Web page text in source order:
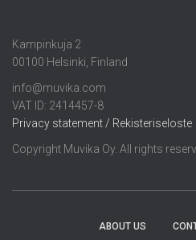
Kampinkuja 2
00100 Helsinki, Finland
info@muvika.com
VAT ID: 2414457-8
Privacy statement / Rekisteriseloste
Copyright Muvika Oy. All rights
ABOUT US